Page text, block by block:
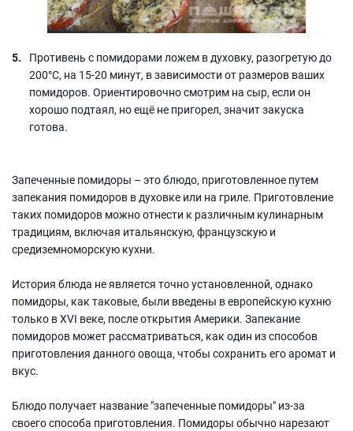
Противень с помидорами ложем в духовку, разогретую до
200°С, на 15-20 минут, в зависимости от размеров ваших
помидоров. Ориентировочно смотрим на сыр, если он
хорошо подтаял, но ещё не пригорел, значит закуска
готова.
Запеченные помидоры – это блюдо, приготовленное путем
запекания помидоров в духовке или на гриле. Приготовление
таких помидоров можно отнести к различным кулинарным
традициям, включая итальянскую, французскую и
средиземноморскую кухни.
История блюда не является точно установленной, однако
помидоры, как таковые, были введены в европейскую кухню
только в XVI веке, после открытия Америки. Запекание
помидоров может рассматриваться, как один из способов
приготовления данного овоща, чтобы сохранить его аромат и
вкус.
Блюдо получает название "запеченные помидоры" из-за
своего способа приготовления. Помидоры обычно нарезают